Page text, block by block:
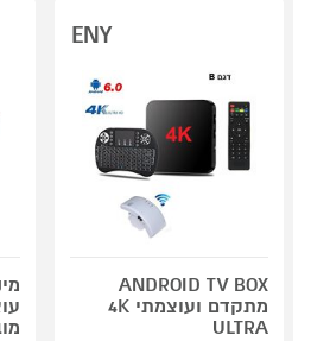
ENY
ANDROID TV BOX
מתקדם ועוצמתי 4K
ULTRA